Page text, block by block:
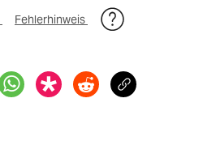
Fehlerhinweis